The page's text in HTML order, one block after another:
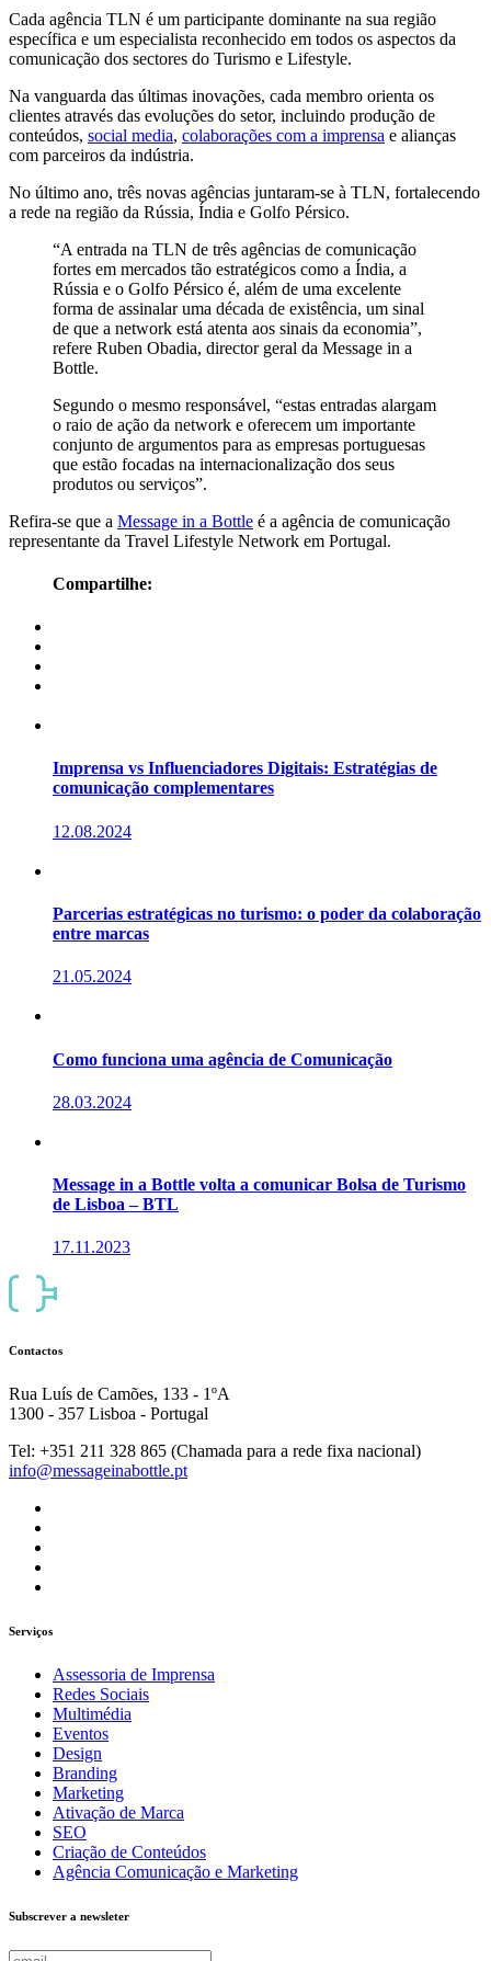
Cada agência TLN é um participante dominante na sua região
específica e um especialista reconhecido em todos os aspectos da
comunicação dos sectores do Turismo e Lifestyle.
Na vanguarda das últimas inovações, cada membro orienta os
clientes através das evoluções do setor, incluindo produção de
conteúdos, social media, colaborações com a imprensa e alianças
com parceiros da indústria.
No último ano, três novas agências juntaram-se à TLN, fortalecendo
a rede na região da Rússia, Índia e Golfo Pérsico.
“A entrada na TLN de três agências de comunicação
fortes em mercados tão estratégicos como a Índia, a
Rússia e o Golfo Pérsico é, além de uma excelente
forma de assinalar uma década de existência, um sinal
de que a network está atenta aos sinais da economia”,
refere Ruben Obadia, director geral da Message in a
Bottle.
Segundo o mesmo responsável, “estas entradas alargam
o raio de ação da network e oferecem um importante
conjunto de argumentos para as empresas portuguesas
que estão focadas na internacionalização dos seus
produtos ou serviços”.
Refira-se que a Message in a Bottle é a agência de comunicação
representante da Travel Lifestyle Network em Portugal.
Compartilhe:
Imprensa vs Influenciadores Digitais: Estratégias de
comunicação complementares
12.08.2024
Parcerias estratégicas no turismo: o poder da colaboração
entre marcas
21.05.2024
Como funciona uma agência de Comunicação
28.03.2024
Message in a Bottle volta a comunicar Bolsa de Turismo
de Lisboa – BTL
17.11.2023
Contactos
Rua Luís de Camões, 133 - 1ºA
1300 - 357 Lisboa - Portugal
Tel: +351 211 328 865 (Chamada para a rede fixa nacional)
info@messageinabottle.pt
Serviços
Assessoria de Imprensa
Redes Sociais
Multimédia
Eventos
Design
Branding
Marketing
Ativação de Marca
SEO
Criação de Conteúdos
Agência Comunicação e Marketing
Subscrever a newsleter